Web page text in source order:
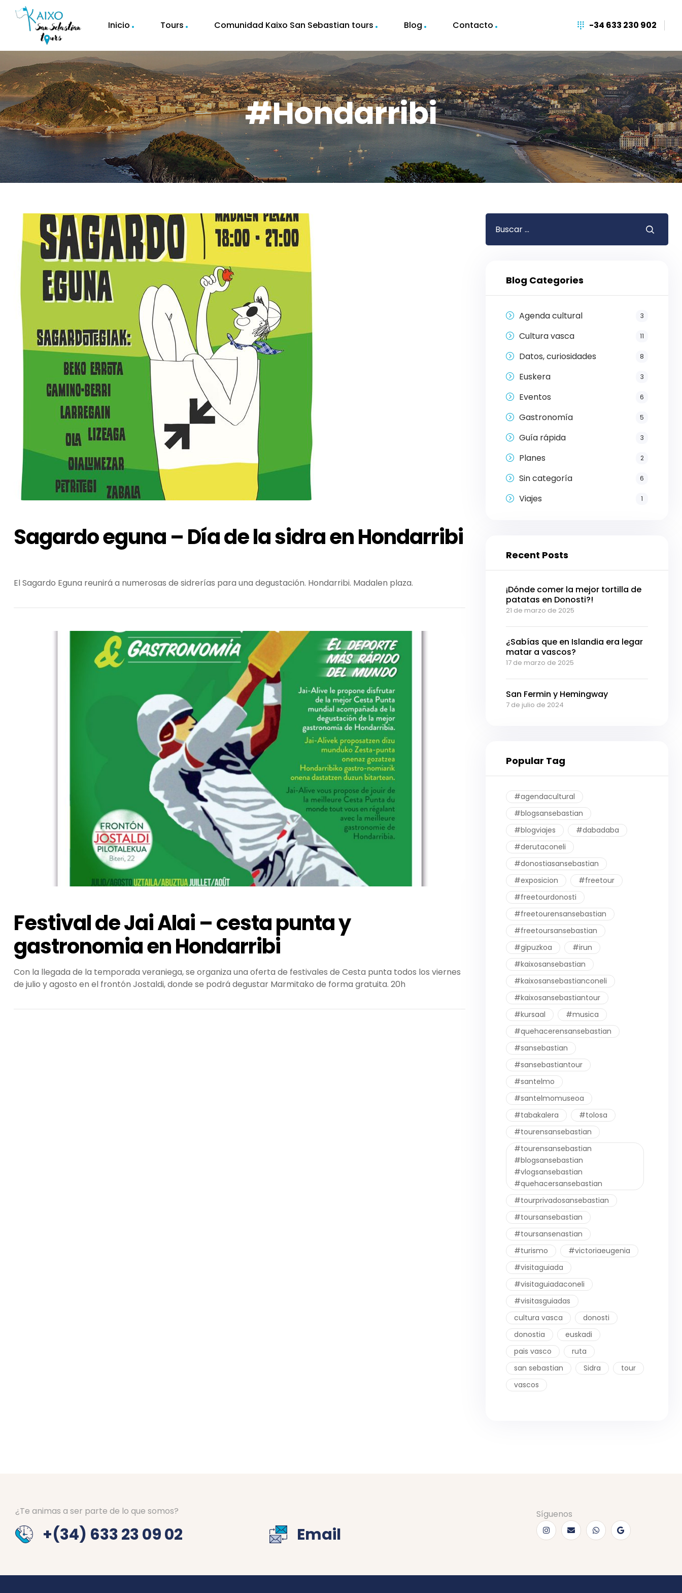
Inicio Tours Comunidad Kaixo San Sebastian tours Blog Contacto -34 633 230 902
#hondarribi
Sagardo eguna – Día de la sidra en Hondarribi
El Sagardo Eguna reunirá a numerosas de sidrerías para una degustación. Hondarribi. Madalen plaza.
Festival de Jai Alai – cesta punta y
gastronomia en Hondarribi
Con la llegada de la temporada veraniega, se organiza una oferta de festivales de Cesta punta todos los viernes
de julio y agosto en el frontón Jostaldi, donde se podrá degustar Marmitako de forma gratuita. 20h
Blog Categories
Agenda cultural 3
Cultura vasca 11
Datos, curiosidades 8
Euskera 3
Eventos 6
Gastronomía 5
Guía rápida 3
Planes 2
Sin categoría 6
Viajes 1
Recent Posts
¡Dónde comer la mejor tortilla de
patatas en Donosti?!
21 de marzo de 2025
¿Sabías que en Islandia era legar
matar a vascos?
17 de marzo de 2025
San Fermin y Hemingway
7 de julio de 2024
Popular Tag
#agendacultural
#blogsansebastian
#blogviajes
#dabadaba
#derutaconeli
#donostiasansebastian
#exposicion
#freetour
#freetourdonosti
#freetourensansebastian
#freetoursansebastian
#gipuzkoa
#irun
#kaixosansebastian
#kaixosansebastianconeli
#kaixosansebastiantour
#kursaal
#musica
#quehacerensansebastian
#sansebastian
#sansebastiantour
#santelmo
#santelmomuseoa
#tabakalera
#tolosa
#tourensansebastian
#tourensansebastian
#blogsansebastian
#vlogsansebastian
#quehacersansebastian
#tourprivadosansebastian
#toursansebastian
#toursansenastian
#turismo
#victoriaeugenia
#visitaguiada
#visitaguiadaconeli
#visitasguiadas
cultura vasca
donosti
donostia
euskadi
pais vasco
ruta
san sebastian
Sidra
tour
vascos
¿Te animas a ser parte de lo que somos?
+(34) 633 23 09 02 Email
Síguenos